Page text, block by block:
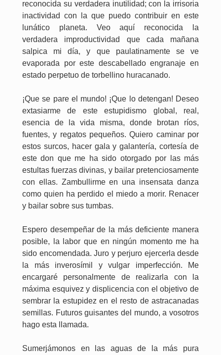
reconocida su verdadera inutilidad; con la irrisoria
inactividad con la que puedo contribuir en este
lunático planeta. Veo aquí reconocida la
verdadera improductividad que cada mañana
salpica mi día, y que paulatinamente se ve
evaporada por este descabellado engranaje en
estado perpetuo de torbellino huracanado.
¡Que se pare el mundo! ¡Que lo detengan! Deseo
extasiarme de este estupidismo global, real,
esencia de la vida misma, donde brotan ríos,
fuentes, y regatos pequeños. Quiero caminar por
estos surcos, hacer gala y galantería, cortesía de
este don que me ha sido otorgado por las más
estultas fuerzas divinas, y bailar pretenciosamente
con ellas. Zambullirme en una insensata danza
como quien ha perdido el miedo a morir. Renacer
y bailar sobre sus tumbas.
Espero desempeñar de la más deficiente manera
posible, la labor que en ningún momento me ha
sido encomendada. Juro y perjuro ejercerla desde
la más inverosímil y vulgar imperfección. Me
encargaré personalmente de realizarla con la
máxima esquivez y displicencia con el objetivo de
sembrar la estupidez en el resto de astracanadas
semillas. Futuros guisantes del mundo, a vosotros
hago esta llamada.
Sumerjámonos en las aguas de la más pura